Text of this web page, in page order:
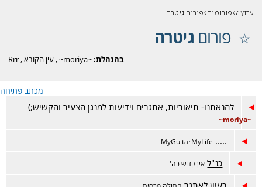
ערוץ 7 פורומים פורום גיטרה
פורום גיטרה
בהנהלת:~moriya~
,עין הקורא,
Rrr
מכתב פתיחה
להנאתנו- תיאוריות, אתגרים וידיעות למנגן הצעיר והקשיש;)
~moriya~
.....
MyGuitarMyLife
כנ"ל אין קדוש כה'